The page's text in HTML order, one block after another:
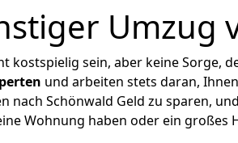
Umzug
kostspielig sein, aber keine Sorge,
und arbeiten stets daran, Ihnen
nach Schönwald Geld zu sparen,
Wohnung haben oder ein großes